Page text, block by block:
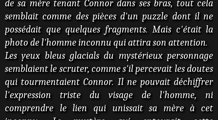
de sa mère tenant Connor dans ses bras, tout cela
semblait comme des pièces d'un puzzle dont il ne
possédait que quelques fragments. Mais c'était la
photo de l'homme inconnu qui attira son attention.
Les yeux bleus glacials du mystérieux personnage
semblaient le scruter, comme s'il percevait les doutes
qui tourmentaient Connor. Il ne pouvait déchiffrer
l'expression triste du visage de l'homme, ni
comprendre le lien qui unissait sa mère à cet